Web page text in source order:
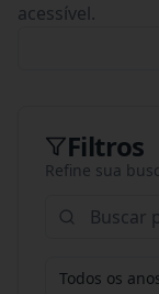
acessível.
Filtros
Refine sua
Todos os